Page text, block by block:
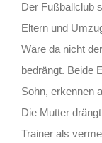
Der Fußballclub
Eltern und
Wäre da nicht
bedrängt. Beide
Sohn, erkennen
Die Mutter
Trainer als